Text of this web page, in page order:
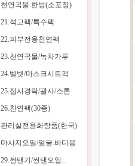
천연곡물.한방(소포장)
21.석고팩/특수팩
22.피부전용천연팩
23.천연곡물/녹차가루
24.벨벳/마스크시트팩
25.접시경락/괄사/스톤
26.천연팩(30종)
관리실전용화장품(한국)
마사지오일/얼굴.바디용
29.썬탠기/썬탠오일..